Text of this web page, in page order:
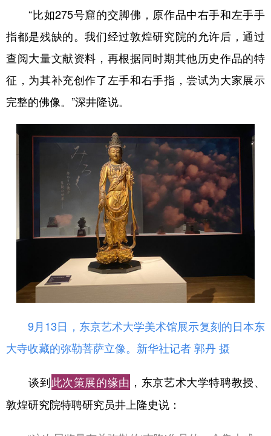
“比如275号窟的交脚佛，原作品中右手和左手手
指都是残缺的。我们经过敦煌研究院的允许后，通过
查阅大量文献资料，再根据同时期其他历史作品的特
征，为其补充创作了左手和右手指，尝试为大家展示
完整的佛像。”深井隆说。
9月13日，东京艺术大学美术馆展示复刻的日本东
大寺收藏的弥勒菩萨立像。新华社记者 郭丹 摄
谈到此次策展的缘由 ，东京艺术大学特聘教授、
敦煌研究院特聘研究员井上隆史说：